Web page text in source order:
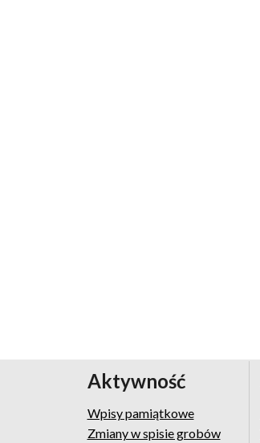
Aktywność
Wpisy pamiątkowe
Zmiany w spisie grobów